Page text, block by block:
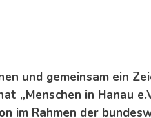
und gemeinsam ein
in Hanau
im Rahmen der